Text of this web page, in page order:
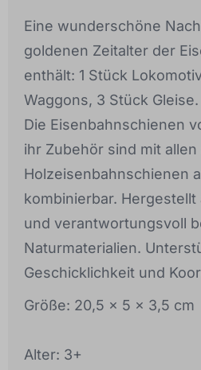
Eine wunderschöne
goldenen Zeitalter der
enthält: 1 Stück
Waggons, 3 Stück
Die Eisenbahnschienen
ihr Zubehör sind mit
Holzeisenbahnschienen
kombinierbar.
und verantwortungsvoll
Naturmaterialien.
Geschicklichkeit und
Größe: 20,5 x 5 x 3,5 cm
Alter: 3+